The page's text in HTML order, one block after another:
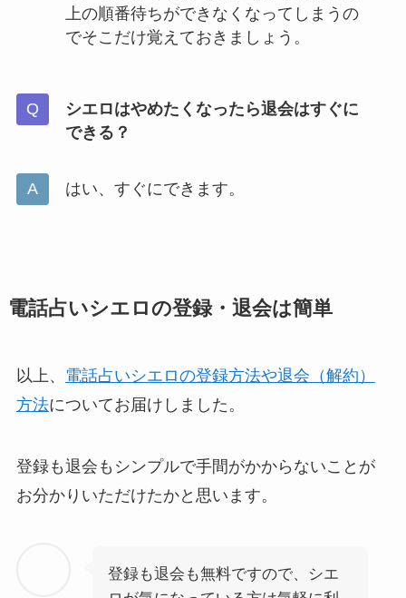
上の順番待ちができなくなってしまうの
でそこだけ覚えておきましょう。
シエロはやめたくなったら退会はすぐに
できる？
はい、すぐにできます。
電話占いシエロの登録・退会は簡単
以上、 電話占いシエロの登録方法や退会（解約）
方法についてお届けしました。
登録も退会もシンプルで手間がかからないことが
お分かりいただけたかと思います。
登録も退会も無料ですので、シエ